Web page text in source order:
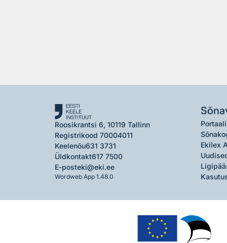
Roosikrantsi 6, 10119 Tallinn
Registrikood 70004011
Keelenõu631 3731
Üldkontakt617 7500
E-posteki@eki.ee
Wordweb App 1.48.0
Ekilex